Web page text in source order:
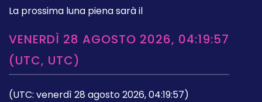
La prossima luna piena sarà il
VENERDÌ 28 AGOSTO 2026, 04:19:57
(UTC, UTC)
(UTC: venerdì 28 agosto 2026, 04:19:57)